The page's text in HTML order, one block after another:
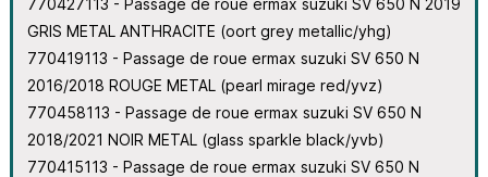
GRIS METAL ANTHRACITE (oort grey metallic/yhg)
770419113 - Passage de roue ermax suzuki SV 650 N
2016/2018 ROUGE METAL (pearl mirage red/yvz)
770458113 - Passage de roue ermax suzuki SV 650 N
2018/2021 NOIR METAL (glass sparkle black/yvb)
770415113 - Passage de roue ermax suzuki SV 650 N